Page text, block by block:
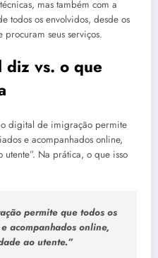
mas também com a
todos os envolvidos, desde os
seus serviços.
diz vs. o que
digital de imigração permite
e acompanhados online,
Na prática, o que isso
permite que todos os
acompanhados online,
ao utente.”